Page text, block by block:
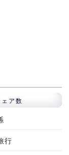
ェア数
行